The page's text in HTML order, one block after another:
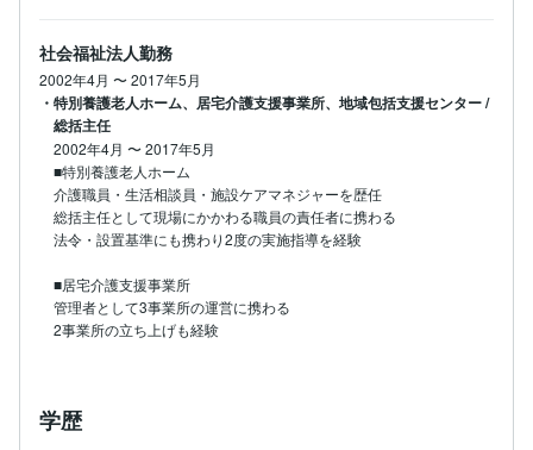
社会福祉法人勤務
2002年4月 〜2017年5月
・特別養護老人ホーム、居宅介護支援事業所、地域包括支援センター /
総括主任
2002年4月 〜2017年5月
■特別養護老人ホーム
介護職員・生活相談員・施設ケアマネジャーを歴任
総括主任として現場にかかわる職員の責任者に携わる
法令・設置基準にも携わり2度の実施指導を経験
■居宅介護支援事業所
管理者として3事業所の運営に携わる
2事業所の立ち上げも経験
学歴